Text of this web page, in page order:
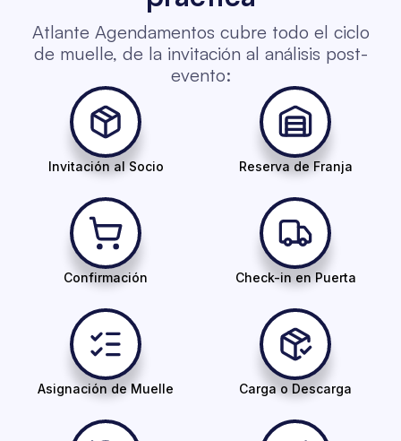
Atlante Agendamentos cubre todo el ciclo
de muelle, de la invitación al análisis post-
evento:
Invitación al Socio Reserva de Franja
Confirmación Check-in en Puerta
Asignación de Muelle Carga o Descarga